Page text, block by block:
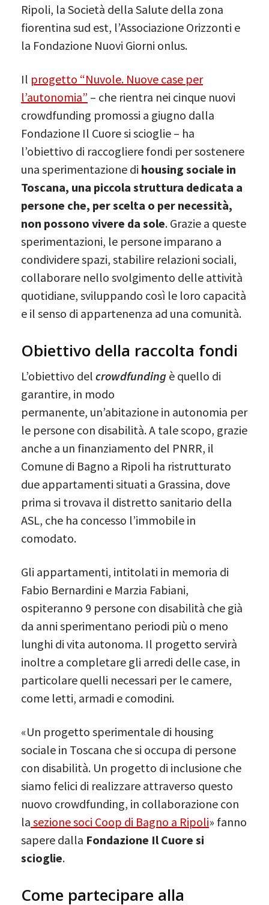
Ripoli, la Società della Salute della zona
fiorentina sud est, l’Associazione Orizzonti e
la Fondazione Nuovi Giorni onlus.
Il progetto “Nuvole. Nuove case per
l’autonomia” – che rientra nei cinque nuovi
crowdfunding promossi a giugno dalla
Fondazione Il Cuore si scioglie – ha
l’obiettivo di raccogliere fondi per sostenere
una sperimentazione di housing sociale in
Toscana, una piccola struttura dedicata a
persone che, per scelta o per necessità,
non possono vivere da sole. Grazie a queste
sperimentazioni, le persone imparano a
condividere spazi, stabilire relazioni sociali,
collaborare nello svolgimento delle attività
quotidiane, sviluppando così le loro capacità
e il senso di appartenenza ad una comunità.
Obiettivo della raccolta fondi
L’obiettivo del crowdfunding è quello di
garantire, in modo
permanente, un’abitazione in autonomia per
le persone con disabilità. A tale scopo, grazie
anche a un finanziamento del PNRR, il
Comune di Bagno a Ripoli ha ristrutturato
due appartamenti situati a Grassina, dove
prima si trovava il distretto sanitario della
ASL, che ha concesso l’immobile in
comodato.
Gli appartamenti, intitolati in memoria di
Fabio Bernardini e Marzia Fabiani,
ospiteranno 9 persone con disabilità che già
da anni sperimentano periodi più o meno
lunghi di vita autonoma. Il progetto servirà
inoltre a completare gli arredi delle case, in
particolare quelli necessari per le camere,
come letti, armadi e comodini.
«Un progetto sperimentale di housing
sociale in Toscana che si occupa di persone
con disabilità. Un progetto di inclusione che
siamo felici di realizzare attraverso questo
nuovo crowdfunding, in collaborazione con
la sezione soci Coop di Bagno a Ripoli» fanno
sapere dalla Fondazione Il Cuore si
scioglie.
Come partecipare alla